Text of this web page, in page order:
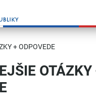
+ ODPOVEDE
OTÁZKY